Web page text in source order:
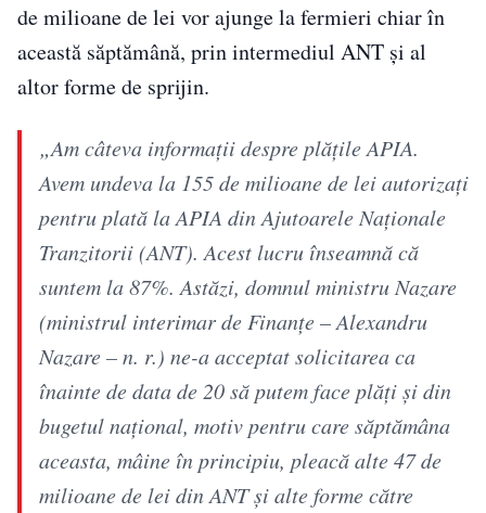
de milioane de lei vor ajunge la fermieri chiar în
această săptămână, prin intermediul ANT și al
altor forme de sprijin.
„Am câteva informaţii despre plăţile APIA.
Avem undeva la 155 de milioane de lei autorizaţi
pentru plată la APIA din Ajutoarele Naţionale
Tranzitorii (ANT). Acest lucru înseamnă că
suntem la 87%. Astăzi, domnul ministru Nazare
(ministrul interimar de Finanţe – Alexandru
Nazare – n. r.) ne-a acceptat solicitarea ca
înainte de data de 20 să putem face plăţi şi din
bugetul naţional, motiv pentru care săptămâna
aceasta, mâine în principiu, pleacă alte 47 de
milioane de lei din ANT şi alte forme către